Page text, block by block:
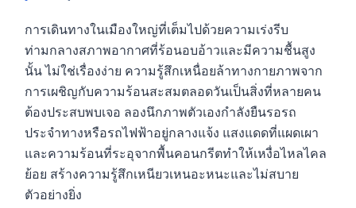
การเดินทางในเมืองใหญ่ที่เต็มไปด้วยความเร่งรีบ
ท่ามกลางสภาพอากาศที่ร้อนอบอ้าวและมีความชื้นสูง
นั้น ไม่ใช่เรื่องง่าย ความรู้สึกเหนื่อยล้าทางกายภาพจาก
การเผชิญกับความร้อนสะสมตลอดวันเป็นสิ่งที่หลายคน
ต้องประสบพบเจอ ลองนึกภาพตัวเองกำลังยืนรอรถ
ประจำทางหรือรถไฟฟ้าอยู่กลางแจ้ง แสงแดดที่แผดเผา
และความร้อนที่ระอุจากพื้นคอนกรีตทำให้เหงื่อไหลไคล
ย้อย สร้างความรู้สึกเหนียวเหนอะหนะและไม่สบาย
ตัวอย่างยิ่ง